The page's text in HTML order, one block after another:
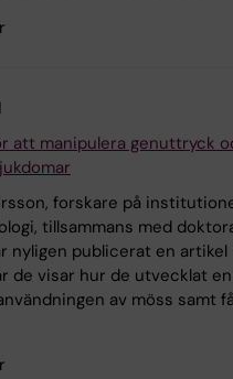
att manipulera genuttryck
forskare på
tillsammans med
nyligen publicerat en artikel
de visar hur de utvecklat
av möss samt